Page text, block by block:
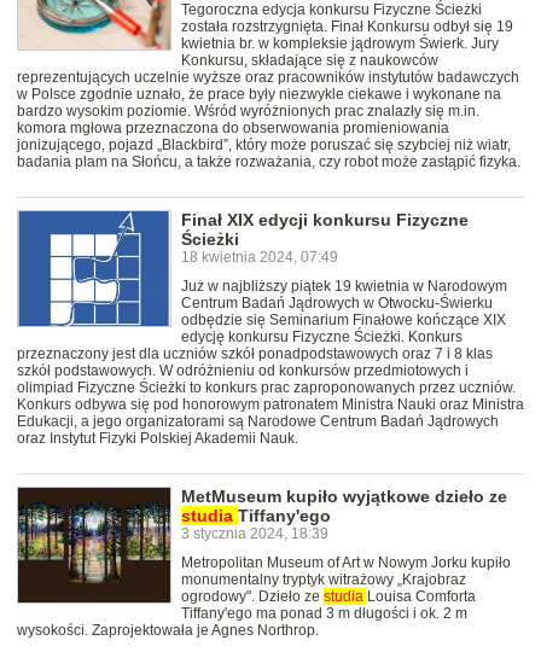
Tegoroczna edycja konkursu Fizyczne Ścieżki
została rozstrzygnięta. Finał Konkursu odbył się 19
kwietnia br. w kompleksie jądrowym Świerk. Jury
Konkursu, składające się z naukowców
reprezentujących uczelnie wyższe oraz pracowników instytutów badawczych
w Polsce zgodnie uznało, że prace były niezwykle ciekawe i wykonane na
bardzo wysokim poziomie. Wśród wyróżnionych prac znalazły się m.in.
komora mgłowa przeznaczona do obserwowania promieniowania
jonizującego, pojazd „Blackbird”, który może poruszać się szybciej niż wiatr,
badania plam na Słońcu, a także rozważania, czy robot może zastąpić fizyka.
Finał XIX edycji konkursu Fizyczne
Ścieżki
18 kwietnia 2024, 07:49
Już w najbliższy piątek 19 kwietnia w Narodowym
Centrum Badań Jądrowych w Otwocku-Świerku
odbędzie się Seminarium Finałowe kończące XIX
edycję konkursu Fizyczne Ścieżki. Konkurs
przeznaczony jest dla uczniów szkół ponadpodstawowych oraz 7 i 8 klas
szkół podstawowych. W odróżnieniu od konkursów przedmiotowych i
olimpiad Fizyczne Ścieżki to konkurs prac zaproponowanych przez uczniów.
Konkurs odbywa się pod honorowym patronatem Ministra Nauki oraz Ministra
Edukacji, a jego organizatorami są Narodowe Centrum Badań Jądrowych
oraz Instytut Fizyki Polskiej Akademii Nauk.
MetMuseum kupiło wyjątkowe dzieło ze
studia Tiffany'ego
3 stycznia 2024, 18:39
Metropolitan Museum of Art w Nowym Jorku kupiło
monumentalny tryptyk witrażowy „Krajobraz
ogrodowy". Dzieło ze studia Louisa Comforta
Tiffany'ego ma ponad 3 m długości i ok. 2 m
wysokości. Zaprojektowała je Agnes Northrop.